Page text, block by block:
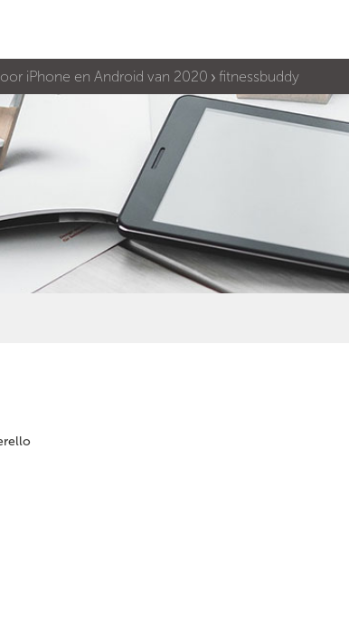
iPhone en Android van 2020 fitnessbuddy